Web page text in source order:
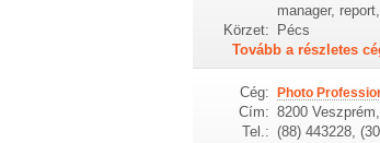
manager,
Körzet:
Pécs
Tovább a részletes
Cég: Photo
Cím: 8200
Tel.: (88) 443228,